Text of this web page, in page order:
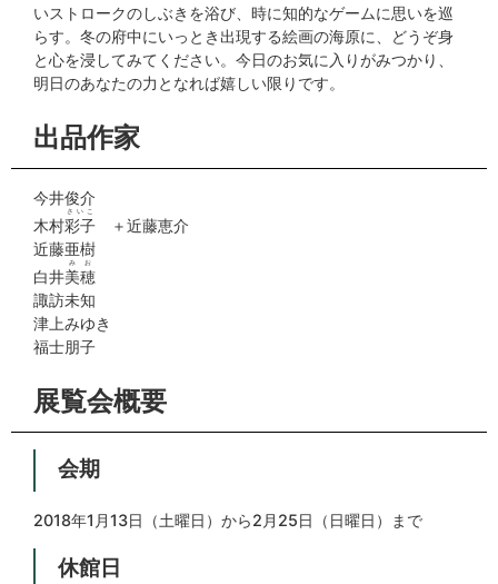
いストロークのしぶきを浴び、時に知的なゲームに思いを巡
らす。冬の府中にいっとき出現する絵画の海原に、どうぞ身
と心を浸してみてください。今日のお気に入りがみつかり、
明日のあなたの力となれば嬉しい限りです。
出品作家
今井俊介
木村彩子
さいこ
＋近藤恵介
近藤亜樹
白井美穂
みお
諏訪未知
津上みゆき
福士朋子
展覧会概要
会期
2018年1月13日（土曜日）から2月25日（日曜日）まで
休館日